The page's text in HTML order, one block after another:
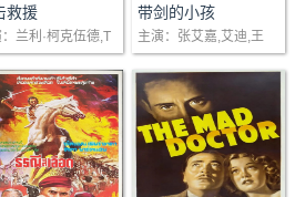
在决定命运的一
中，堕落腐败的企
救二人的女儿，
遭臭名昭著的黑
大伤害..
救援
兰利·柯克伍德,T
剧情：周若芬（张艾
嘉）是位成功的服装设
六岁的儿子小威突然失
踪。小威和小伙伴平时
玩斗剑游戏，因此..
带剑的小孩
主演：张艾嘉,艾迪,王
道,梁修身